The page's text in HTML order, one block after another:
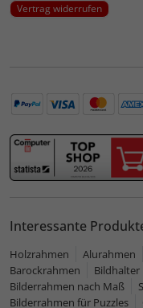
Vertrag widerrufen
Interessante
Holzrahmen Alurahmen
Barockrahmen
Bildhalter
Bilderrahmen nach Maß
Bilderrahmen für Puzzles